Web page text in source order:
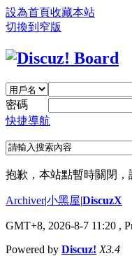
設為首頁收藏本站
切換到窄版
密碼
快捷導航
抱歉，本站點暫時關閉，
Archiver|小黑屋|DiscuzX
GMT+8, 2026-8-7 11:20 ,
Powered by Discuz! X3.4